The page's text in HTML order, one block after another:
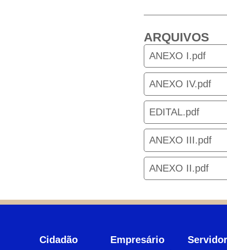
ARQUIVOS
ANEXO I.pdf
ANEXO IV.pdf
EDITAL.pdf
ANEXO III.pdf
ANEXO II.pdf
Cidadão Empresário Servidor